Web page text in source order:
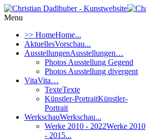
Menu
>> HomeHome...
AktuellesVorschau...
AusstellungenAusstellungen…
Photos Ausstellung Gegend
Photos Ausstellung divergent
VitaVita…
TexteTexte
Künstler-PortraitKünstler-
Portrait
WerkschauWerkschau...
Werke 2010 - 2022Werke 2010
- 2015...